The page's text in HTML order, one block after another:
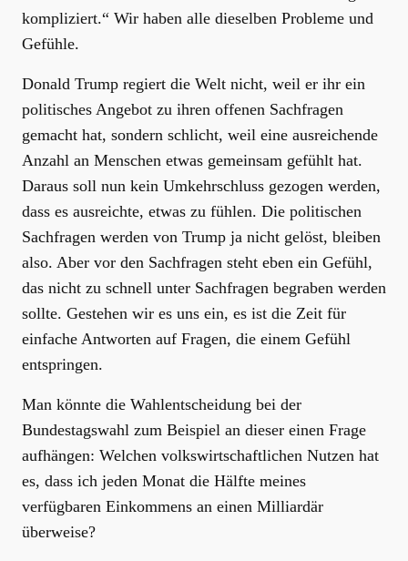
kompliziert.“ Wir haben alle dieselben Probleme und
Gefühle.
Donald Trump regiert die Welt nicht, weil er ihr ein
politisches Angebot zu ihren offenen Sachfragen
gemacht hat, sondern schlicht, weil eine ausreichende
Anzahl an Menschen etwas gemeinsam gefühlt hat.
Daraus soll nun kein Umkehrschluss gezogen werden,
dass es ausreichte, etwas zu fühlen. Die politischen
Sachfragen werden von Trump ja nicht gelöst, bleiben
also. Aber vor den Sachfragen steht eben ein Gefühl,
das nicht zu schnell unter Sachfragen begraben werden
sollte. Gestehen wir es uns ein, es ist die Zeit für
einfache Antworten auf Fragen, die einem Gefühl
entspringen.
Man könnte die Wahlentscheidung bei der
Bundestagswahl zum Beispiel an dieser einen Frage
aufhängen: Welchen volkswirtschaftlichen Nutzen hat
es, dass ich jeden Monat die Hälfte meines
verfügbaren Einkommens an einen Milliardär
überweise?